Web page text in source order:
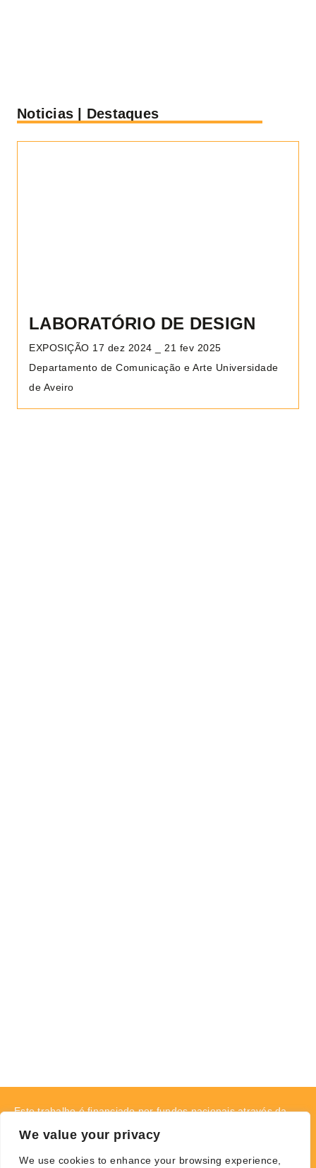
We value your privacy
We use cookies to enhance your browsing experience,
Noticias | Destaques
LABORATÓRIO DE DESIGN
EXPOSIÇÃO 17 dez 2024 _ 21 fev 2025
Departamento de Comunicação e Arte Universidade
de Aveiro
Este trabalho é financiado por fundos nacionais através da
FCT – Fundação para a Ciência e a Tecnologia I.P. no âmbito